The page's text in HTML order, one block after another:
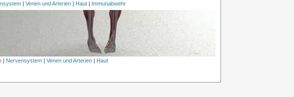
| Venen und Arterien| Haut| Immunabwehr
| Nervensystem |Venen und Arterien | Haut